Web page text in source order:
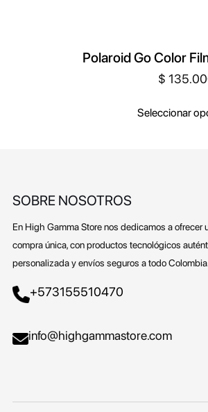
Polaroid Go Color
$
Seleccionar
SOBRE NOSOTROS
En High Gamma Store nos dedicamos a ofrecer
compra única, con productos tecnológicos
personalizada y envíos seguros a todo Colombia.
+573155510470
info@highgammastore.com